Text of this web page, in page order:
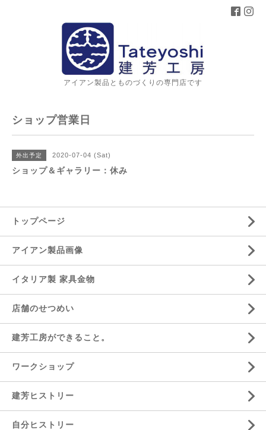
アイアン製品とものづくりの専門店です
ショップ営業日
外出予定 2020-07-04 (Sat)
ショップ＆ギャラリー：休み
トップページ
アイアン製品画像
イタリア製 家具金物
店舗のせつめい
建芳工房ができること。
ワークショップ
建芳ヒストリー
自分ヒストリー